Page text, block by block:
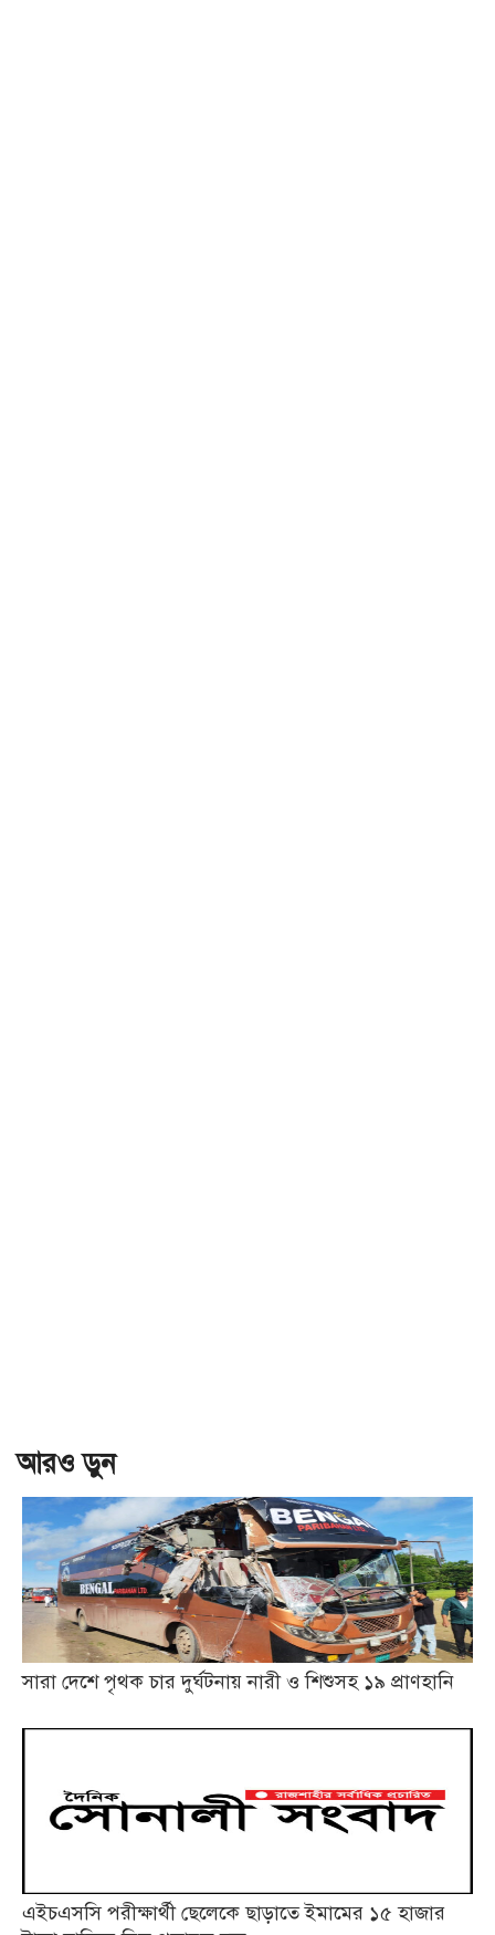
আরও ড়ুন
সারা দেশে পৃথক চার দুর্ঘটনায় নারী ও শিশুসহ ১৯ প্রাণহানি
এইচএসসি পরীক্ষার্থী ছেলেকে ছাড়াতে ইমামের ১৫ হাজার